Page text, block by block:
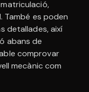
També es poden
detallades, així
abans de
comprovar
mecànic com